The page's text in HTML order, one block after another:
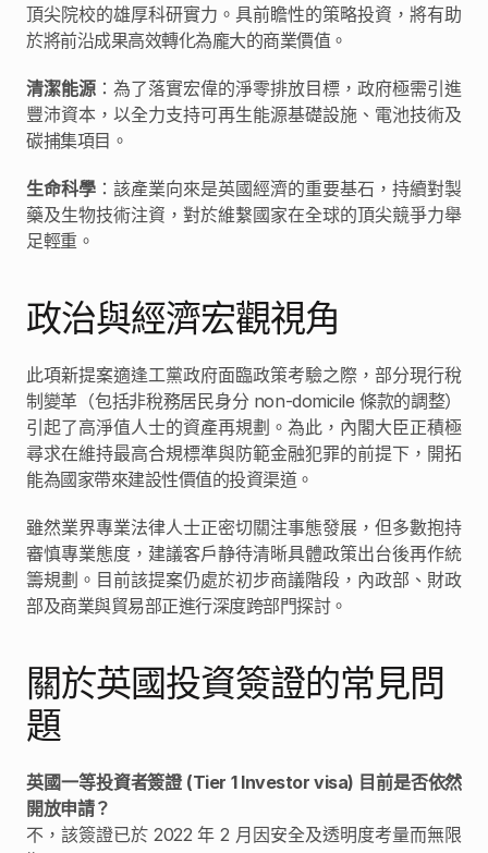
頂尖院校的雄厚科研實力。具前瞻性的策略投資，將有助
於將前沿成果高效轉化為龐大的商業價值。
清潔能源 ：為了落實宏偉的淨零排放目標，政府極需引進
豐沛資本，以全力支持可再生能源基礎設施、電池技術及
碳捕集項目。
生命科學 ：該產業向來是英國經濟的重要基石，持續對製
藥及生物技術注資，對於維繫國家在全球的頂尖競爭力舉
足輕重。
政治與經濟宏觀視角
此項新提案適逢工黨政府面臨政策考驗之際，部分現行稅
制變革（包括非稅務居民身分 non-domicile 條款的調整）
引起了高淨值人士的資產再規劃。為此，內閣大臣正積極
尋求在維持最高合規標準與防範金融犯罪的前提下，開拓
能為國家帶來建設性價值的投資渠道。
雖然業界專業法律人士正密切關注事態發展，但多數抱持
審慎專業態度，建議客戶静待清晰具體政策出台後再作統
籌規劃。目前該提案仍處於初步商議階段，內政部、財政
部及商業與貿易部正進行深度跨部門探討。
關於英國投資簽證的常見問
題
英國一等投資者簽證 (Tier 1 Investor visa) 目前是否依然
開放申請？
不，該簽證已於 2022 年 2 月因安全及透明度考量而無限